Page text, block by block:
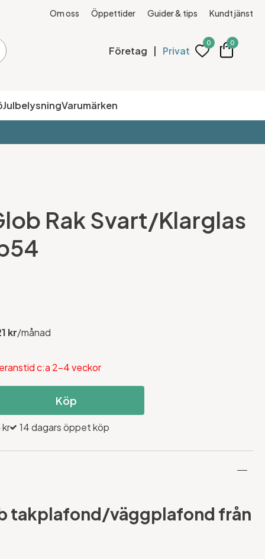
Om oss Öppettider Guider & tips Kundtjänst
Företag | Privat
0 0
JulbelysningVarumärken
Rak Svart/Klarglas
kr/månad
c:a 2-4 veckor
Köp
kr 14 dagars öppet köp
takplafond/väggplafond från